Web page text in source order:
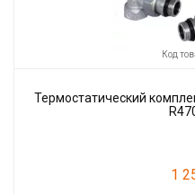
Код
Термостатический
1